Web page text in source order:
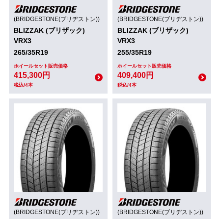
(BRIDGESTONE(ブリヂストン))
BLIZZAK (ブリザック)
VRX3
265/35R19
ホイールセット販売価格
415,300円
税込/4本
(BRIDGESTONE(ブリヂストン))
BLIZZAK (ブリザック)
VRX3
255/35R19
ホイールセット販売価格
409,400円
税込/4本
(BRIDGESTONE(ブリヂストン)) (BRIDGESTONE(ブリヂストン))